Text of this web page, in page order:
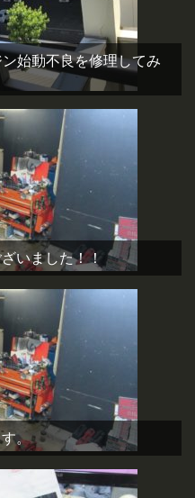
始動不良を修理してみ
いました！！
。